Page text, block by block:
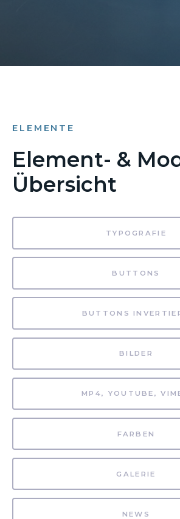
ELEMENTE
Element- &
Übersicht
TYPOGRAFIE
BUTTONS
BUTTONS
BILDER
MP4, YOUTUBE,
FARBEN
GALERIE
NEWS